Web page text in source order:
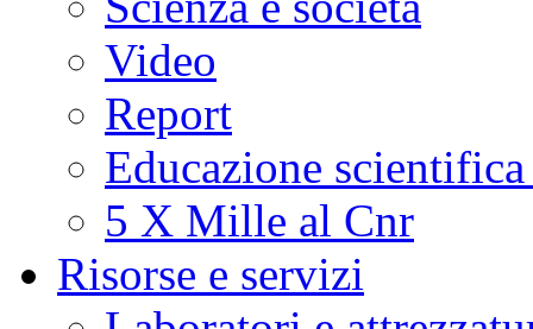
Video
Report
Educazione
5 X Mille al Cnr
Risorse e servizi